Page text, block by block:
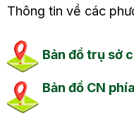
Thông tin về các
Bản đồ trụ sở
Bản đồ CN